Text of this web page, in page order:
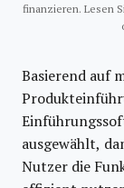
finanzieren. Lesen
Basierend auf
ausgewählt,
Nutzer die